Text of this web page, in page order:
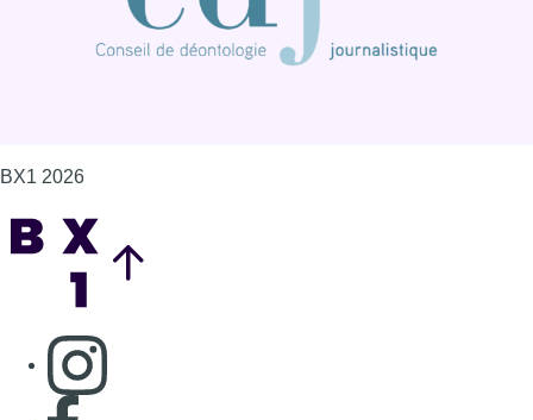
BX1 2026
Consulter page Instagram
Consulter page Facebook